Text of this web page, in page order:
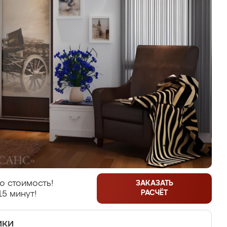
стоимость!
минут!
ЗАКАЗАТЬ
РАСЧЁТ